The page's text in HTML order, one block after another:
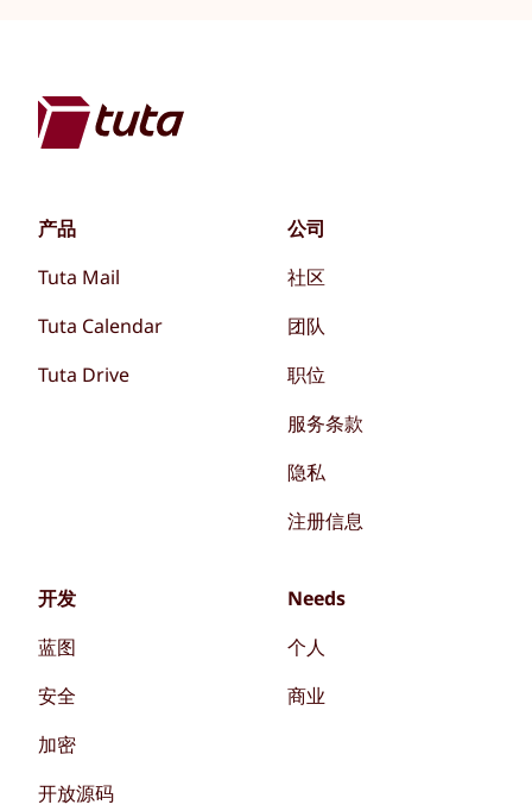
产品
Tuta Mail
Tuta Calendar
Tuta Drive
公司
社区
团队
职位
服务条款
隐私
注册信息
开发
蓝图
安全
加密
开放源码
Needs
个人
商业